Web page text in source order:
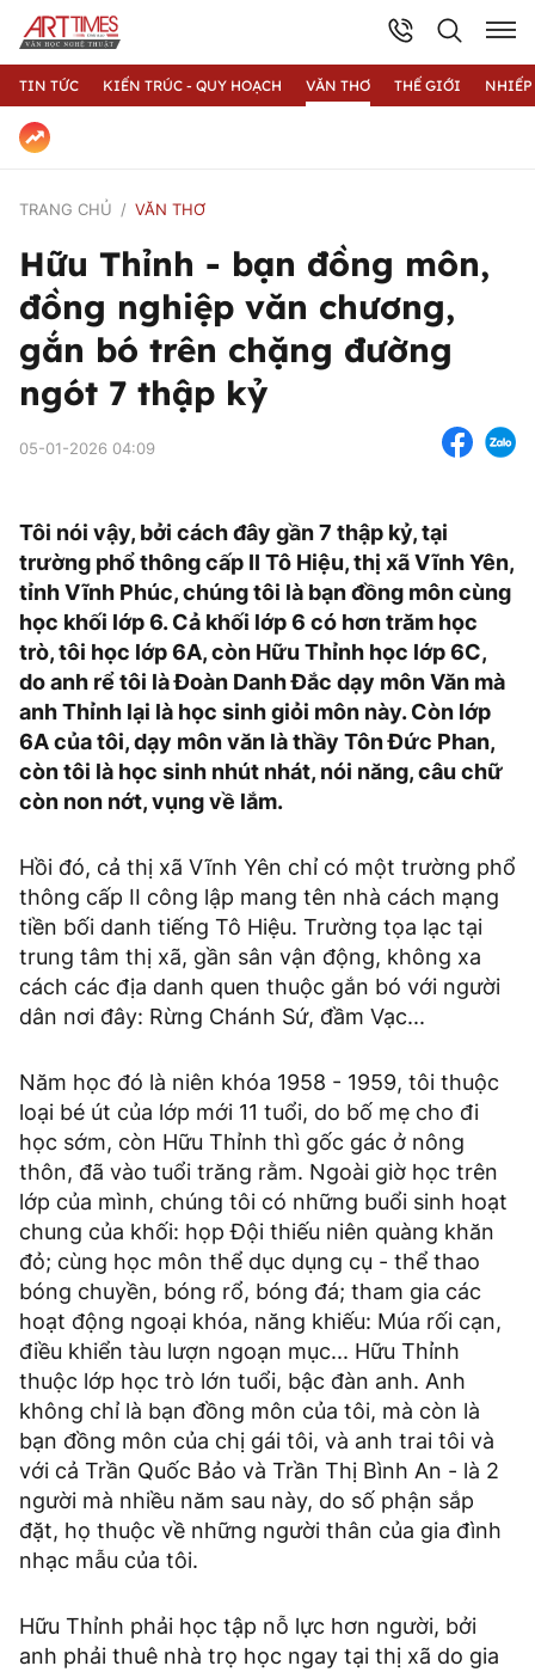
TIN TỨC KIẾN TRÚC - QUY HOẠCH VĂN THƠ THẾ GIỚI
TRANG CHỦ VĂN THƠ
Hữu Thỉnh - bạn đồng môn,
đồng nghiệp văn chương,
gắn bó trên chặng đường
ngót 7 thập kỷ
05-01-2026 04:09
Tôi nói vậy, bởi cách đây gần 7 thập kỷ, tại
trường phổ thông cấp II Tô Hiệu, thị xã Vĩnh Yên,
tỉnh Vĩnh Phúc, chúng tôi là bạn đồng môn cùng
học khối lớp 6. Cả khối lớp 6 có hơn trăm học
trò, tôi học lớp 6A, còn Hữu Thỉnh học lớp 6C,
do anh rể tôi là Đoàn Danh Đắc dạy môn Văn mà
anh Thỉnh lại là học sinh giỏi môn này. Còn lớp
6A của tôi, dạy môn văn là thầy Tôn Đức Phan,
còn tôi là học sinh nhút nhát, nói năng, câu chữ
còn non nớt, vụng về lắm.
Hồi đó, cả thị xã Vĩnh Yên chỉ có một trường phổ
thông cấp II công lập mang tên nhà cách mạng
tiền bối danh tiếng Tô Hiệu. Trường tọa lạc tại
trung tâm thị xã, gần sân vận động, không xa
cách các địa danh quen thuộc gắn bó với người
dân nơi đây: Rừng Chánh Sứ, đầm Vạc...
Năm học đó là niên khóa 1958 - 1959, tôi thuộc
loại bé út của lớp mới 11 tuổi, do bố mẹ cho đi
học sớm, còn Hữu Thỉnh thì gốc gác ở nông
thôn, đã vào tuổi trăng rằm. Ngoài giờ học trên
lớp của mình, chúng tôi có những buổi sinh hoạt
chung của khối: họp Đội thiếu niên quàng khăn
đỏ; cùng học môn thể dục dụng cụ - thể thao
bóng chuyền, bóng rổ, bóng đá; tham gia các
hoạt động ngoại khóa, năng khiếu: Múa rối cạn,
điều khiển tàu lượn ngoạn mục... Hữu Thỉnh
thuộc lớp học trò lớn tuổi, bậc đàn anh. Anh
không chỉ là bạn đồng môn của tôi, mà còn là
bạn đồng môn của chị gái tôi, và anh trai tôi và
với cả Trần Quốc Bảo và Trần Thị Bình An - là 2
người mà nhiều năm sau này, do số phận sắp
đặt, họ thuộc về những người thân của gia đình
nhạc mẫu của tôi.
Hữu Thỉnh phải học tập nỗ lực hơn người, bởi
anh phải thuê nhà trọ học ngay tại thị xã do gia